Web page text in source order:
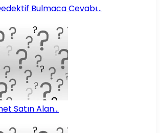
Bulmaca Cevabı…
Satın Alan…